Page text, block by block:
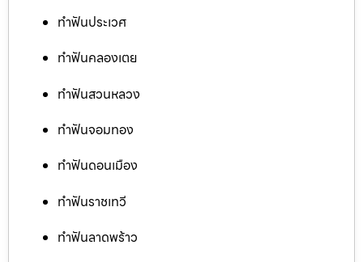
ทำฟันประเวศ
ทำฟันคลองเตย
ทำฟันสวนหลวง
ทำฟันจอมทอง
ทำฟันดอนเมือง
ทำฟันราชเทวี
ทำฟันลาดพร้าว